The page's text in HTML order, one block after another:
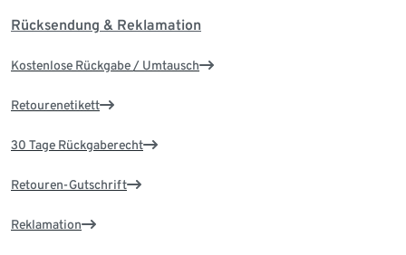
Rücksendung & Reklamation
Kostenlose Rückgabe / Umtausch
Retourenetikett
30 Tage Rückgaberecht
Retouren-Gutschrift
Reklamation